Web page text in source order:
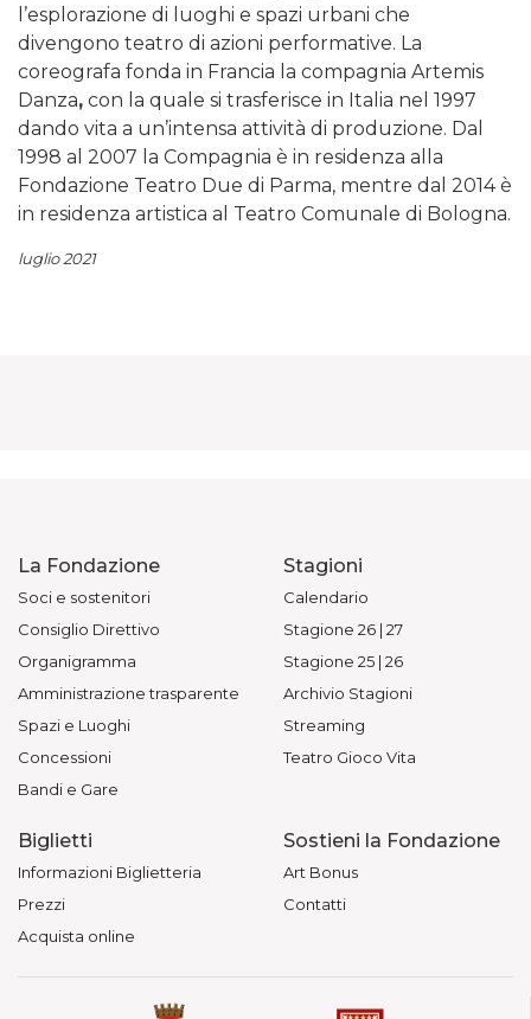
l’esplorazione di luoghi e spazi urbani che
divengono teatro di azioni performative. La
coreografa fonda in Francia la compagnia Artemis
Danza, con la quale si trasferisce in Italia nel 1997
dando vita a un’intensa attività di produzione. Dal
1998 al 2007 la Compagnia è in residenza alla
Fondazione Teatro Due di Parma, mentre dal 2014 è
in residenza artistica al Teatro Comunale di Bologna.
luglio 2021
La Fondazione
Soci e sostenitori
Consiglio Direttivo
Organigramma
Amministrazione trasparente
Spazi e Luoghi
Concessioni
Bandi e Gare
Stagioni
Calendario
Stagione 26 | 27
Stagione 25 | 26
Archivio Stagioni
Streaming
Teatro Gioco Vita
Biglietti
Informazioni Biglietteria
Prezzi
Acquista online
Sostieni la Fondazione
Art Bonus
Contatti